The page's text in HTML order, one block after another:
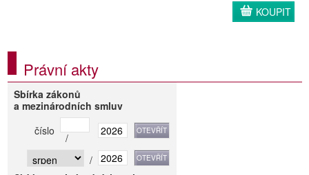
KOUPIT
Právní akty
Sbírka zákonů
a mezinárodních smluv
číslo
/
/